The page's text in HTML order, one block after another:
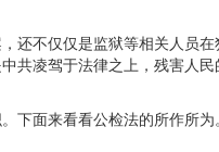
不仅仅是监狱等相关人员
凌驾于法律之上，残害人
下面来看看公检法的所作所为。